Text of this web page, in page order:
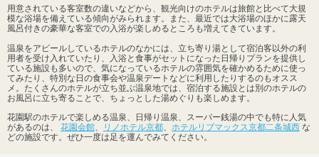
用意されている客室数の違いなどから、観光向けのホテルは旅館と比べて大規
模な浴場を備えている傾向がみられます。また、最近では大浴場のほかに露天
風呂付きの豪華な客室での入浴が楽しめるところも増えてきています。
温泉をアピールしているホテルのなかには、立ち寄り湯として宿泊客以外の利
用者を受け入れていたり、入浴と食事がセットになった日帰りプランを提供し
ている施設も多いので、気になっているホテルの雰囲気を確かめるために使っ
てみたり、特別な日の食事会や温泉デートなどに利用したりするのもオスス
メ。たくさんのホテルが立ち並ぶ温泉地では、宿泊する施設とは別のホテルの
お風呂に立ち寄ることで、ちょっとした湯めぐりも楽しめます。
花園駅のホテルで楽しめる温泉、日帰り温泉、スーパー銭湯の中でも特に人気
があるのは、 花園会館 リノホテル京都 ホテルリブマックス京都二条城西 な
どの施設です。ぜひ一度は足を運んでみてください。